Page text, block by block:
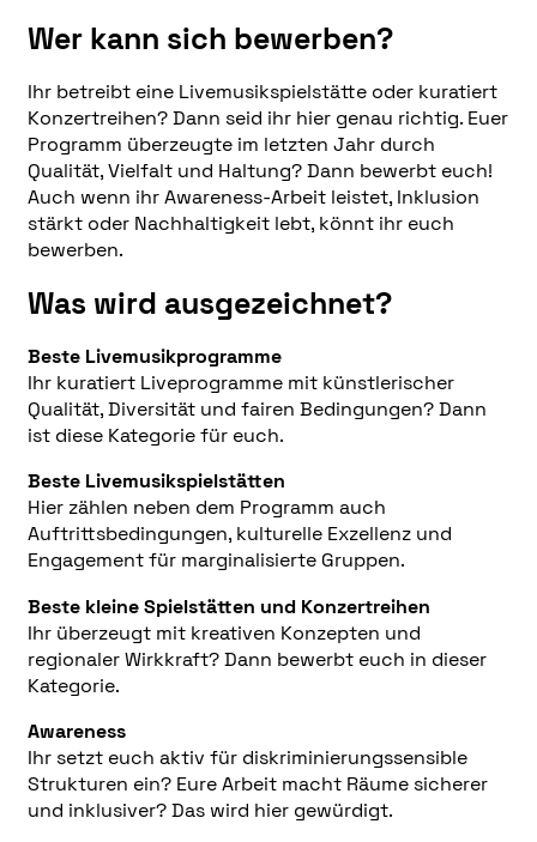
Wer kann sich bewerben?
Ihr betreibt eine Livemusikspielstätte oder kuratiert
Konzertreihen? Dann seid ihr hier genau richtig. Euer
Programm überzeugte im letzten Jahr durch
Qualität, Vielfalt und Haltung? Dann bewerbt euch!
Auch wenn ihr Awareness-Arbeit leistet, Inklusion
stärkt oder Nachhaltigkeit lebt, könnt ihr euch
bewerben.
Was wird ausgezeichnet?
Beste Livemusikprogramme
Ihr kuratiert Liveprogramme mit künstlerischer
Qualität, Diversität und fairen Bedingungen? Dann
ist diese Kategorie für euch.
Beste Livemusikspielstätten
Hier zählen neben dem Programm auch
Auftrittsbedingungen, kulturelle Exzellenz und
Engagement für marginalisierte Gruppen.
Beste kleine Spielstätten und Konzertreihen
Ihr überzeugt mit kreativen Konzepten und
regionaler Wirkkraft? Dann bewerbt euch in dieser
Kategorie.
Awareness
Ihr setzt euch aktiv für diskriminierungssensible
Strukturen ein? Eure Arbeit macht Räume sicherer
und inklusiver? Das wird hier gewürdigt.